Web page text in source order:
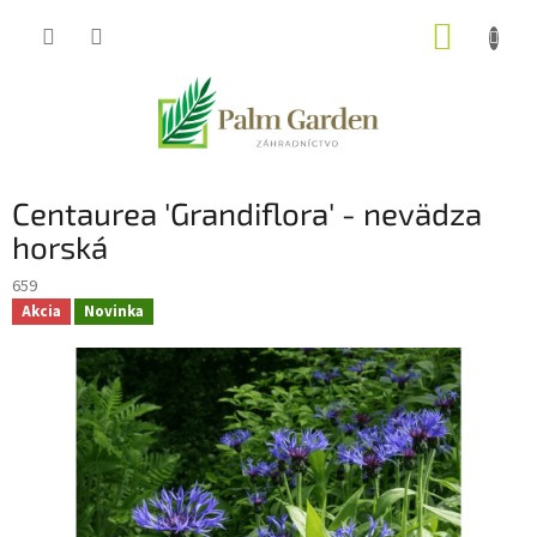
Centaurea 'Grandiflora' - nevädza
horská
659
Akcia Novinka